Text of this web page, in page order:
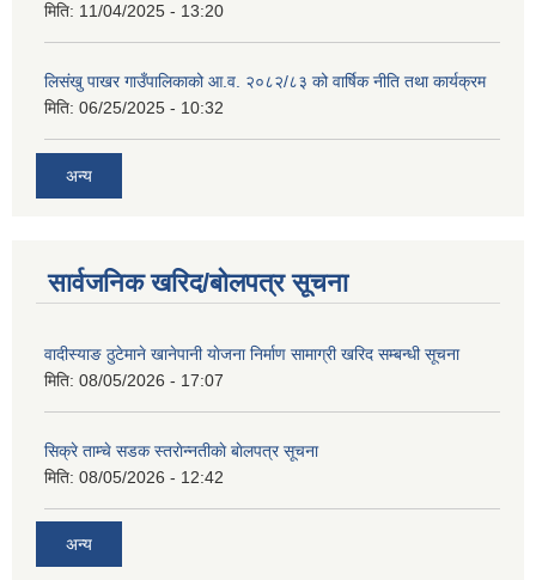
मिति: 11/04/2025 - 13:20
लिसंखु पाखर गाउँपालिकाको आ.व. २०८२/८३ को वार्षिक नीति तथा कार्यक्रम
मिति: 06/25/2025 - 10:32
अन्य
सार्वजनिक खरिद/बोलपत्र सूचना
वादीस्याङ ठुटेमाने खानेपानी याेजना निर्माण सामाग्री खरिद सम्बन्धी सूचना
मिति: 08/05/2026 - 17:07
सिक्रे ताम्चे सडक स्तराेन्नतीकाे बाेलपत्र सूचना
मिति: 08/05/2026 - 12:42
अन्य